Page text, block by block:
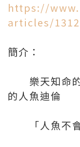
https://
articles/
簡介：
樂天知命的
的人魚迪倫
「人魚不會